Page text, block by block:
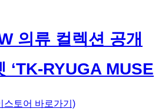
의류 컬렉션 공개
‘TK-RYUGA MUSE